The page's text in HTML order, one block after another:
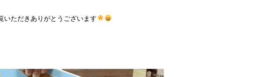
いただきありがとうございます